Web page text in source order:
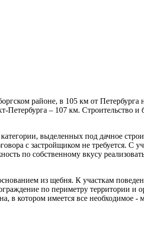
районе, в 105 км от Петербурга
– 107 км. Строительство и
выделенных под дачное
с застройщиком не требуется. С
по собственному вкусу
из щебня. К участкам
по периметру территории и
в котором имеется все необходимое -